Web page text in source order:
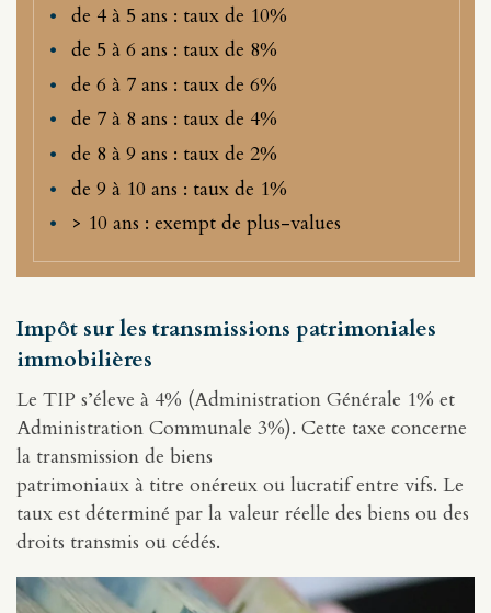
de 4 à 5 ans : taux de 10%
de 5 à 6 ans : taux de 8%
de 6 à 7 ans : taux de 6%
de 7 à 8 ans : taux de 4%
de 8 à 9 ans : taux de 2%
de 9 à 10 ans : taux de 1%
> 10 ans : exempt de plus-values
Impôt sur les transmissions patrimoniales
immobilières
Le TIP s’éleve à 4% (Administration Générale 1% et
Administration Communale 3%). Cette taxe concerne
la transmission de biens
patrimoniaux à titre onéreux ou lucratif entre vifs. Le
taux est déterminé par la valeur réelle des biens ou des
droits transmis ou cédés.